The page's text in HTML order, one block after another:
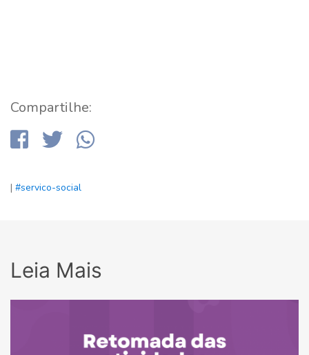
Compartilhe:
| #servico-social
Leia Mais